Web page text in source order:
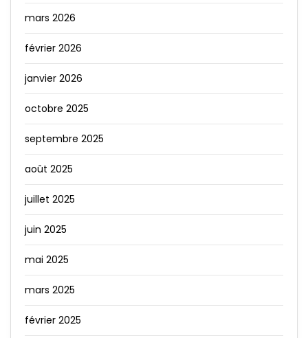
mars 2026
février 2026
janvier 2026
octobre 2025
septembre 2025
août 2025
juillet 2025
juin 2025
mai 2025
mars 2025
février 2025